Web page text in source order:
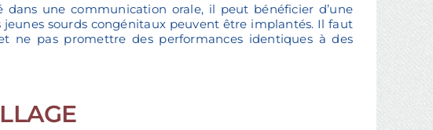
une communication orale, il peut bénéficier d’une
sourds congénitaux peuvent être implantés. Il faut
ne pas promettre des performances identiques à des